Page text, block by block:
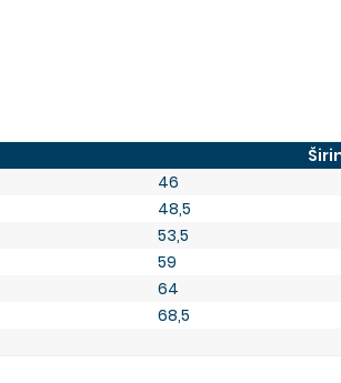
46
48,5
53,5
59
64
68,5